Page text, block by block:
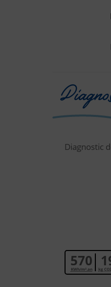
Diagnostic
570
KWh/m².an kg